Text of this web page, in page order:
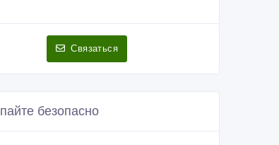
Связаться
безопасно